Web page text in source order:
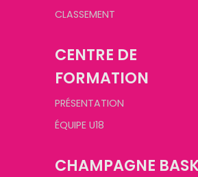
CLASSEMENT
CENTRE DE
FORMATION
PRÉSENTATION
ÉQUIPE U18
CHAMPAGNE